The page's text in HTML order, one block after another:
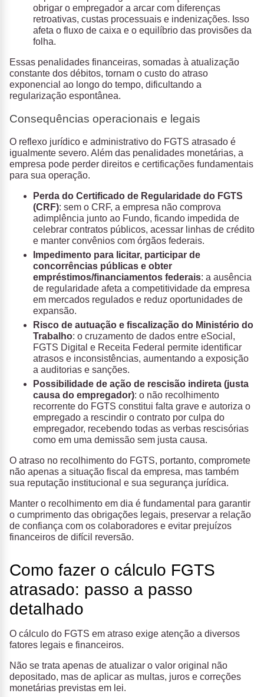
obrigar o empregador a arcar com diferenças
retroativas, custas processuais e indenizações. Isso
afeta o fluxo de caixa e o equilíbrio das provisões da
folha.
Essas penalidades financeiras, somadas à atualização
constante dos débitos, tornam o custo do atraso
exponencial ao longo do tempo, dificultando a
regularização espontânea.
Consequências operacionais e legais
O reflexo jurídico e administrativo do FGTS atrasado é
igualmente severo. Além das penalidades monetárias, a
empresa pode perder direitos e certificações fundamentais
para sua operação.
Perda do Certificado de Regularidade do FGTS
(CRF): sem o CRF, a empresa não comprova
adimplência junto ao Fundo, ficando impedida de
celebrar contratos públicos, acessar linhas de crédito
e manter convênios com órgãos federais.
Impedimento para licitar, participar de
concorrências públicas e obter
empréstimos/financiamentos federais: a ausência
de regularidade afeta a competitividade da empresa
em mercados regulados e reduz oportunidades de
expansão.
Risco de autuação e fiscalização do Ministério do
Trabalho: o cruzamento de dados entre eSocial,
FGTS Digital e Receita Federal permite identificar
atrasos e inconsistências, aumentando a exposição
a auditorias e sanções.
Possibilidade de ação de rescisão indireta (justa
causa do empregador): o não recolhimento
recorrente do FGTS constitui falta grave e autoriza o
empregado a rescindir o contrato por culpa do
empregador, recebendo todas as verbas rescisórias
como em uma demissão sem justa causa.
O atraso no recolhimento do FGTS, portanto, compromete
não apenas a situação fiscal da empresa, mas também
sua reputação institucional e sua segurança jurídica.
Manter o recolhimento em dia é fundamental para garantir
o cumprimento das obrigações legais, preservar a relação
de confiança com os colaboradores e evitar prejuízos
financeiros de difícil reversão.
Como fazer o cálculo FGTS
atrasado: passo a passo
detalhado
O cálculo do FGTS em atraso exige atenção a diversos
fatores legais e financeiros.
Não se trata apenas de atualizar o valor original não
depositado, mas de aplicar as multas, juros e correções
monetárias previstas em lei.